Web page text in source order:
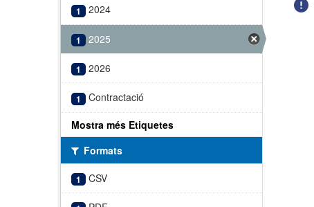
1 2024
1 2025
1 2026
1
Contractació
Mostra més Etiquetes
Formats
1 CSV